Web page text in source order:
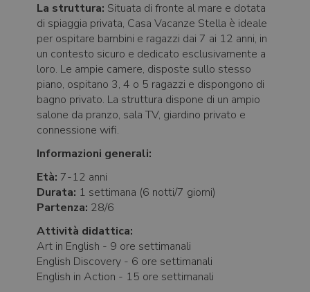
La struttura: Situata di fronte al mare e dotata
di spiaggia privata, Casa Vacanze Stella è ideale
per ospitare bambini e ragazzi dai 7 ai 12 anni, in
un contesto sicuro e dedicato esclusivamente a
loro. Le ampie camere, disposte sullo stesso
piano, ospitano 3, 4 o 5 ragazzi e dispongono di
bagno privato. La struttura dispone di un ampio
salone da pranzo, sala TV, giardino privato e
connessione wifi.
Informazioni generali:
Età: 7-12 anni
Durata: 1 settimana (6 notti/7 giorni)
Partenza: 28/6
Attività didattica:
Art in English - 9 ore settimanali
English Discovery - 6 ore settimanali
English in Action - 15 ore settimanali